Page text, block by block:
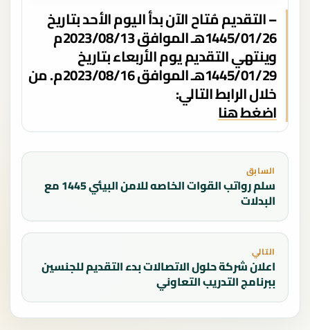
– التقديم مُتاح الآن بدأ اليوم الأحد بتاريخ
1445/01/26هـ الموافق 2023/08/13م
وينتهي التقديم يوم الأربعاء بتاريخ
1445/01/29هـ الموافق 2023/08/16م. من
خلال الرابط التالي:
اضغط هنا
السابق
سلم رواتب القوات الخاصه للامن البيئي 1445 مع
البدلات
التالي
اعلان شركة حلول الاتصالات بدء التقديم للجنسين
ببرنامج التدريب التعاوني